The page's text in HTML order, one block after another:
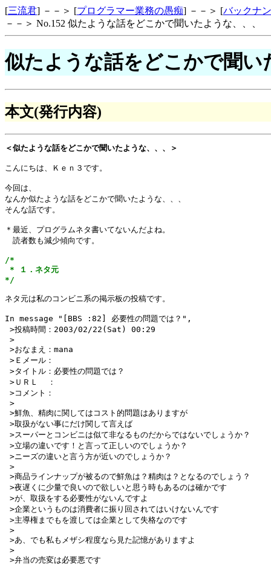
[三流君] －－＞ [プログラマー業務の愚痴] －－＞ [バックナ
－－＞ No.152 似たような話をどこかで聞いたような、、、
似たような話をどこかで聞い
本文(発行内容)
＜似たような話をどこかで聞いたような、、、＞
こんにちは、Ｋｅｎ３です。
今回は、
なんか似たような話をどこかで聞いたような、、、
そんな話です。
＊最近、プログラムネタ書いてないんだよね。
読者数も減少傾向です。
/*
* １．ネタ元
*/
ネタ元は私のコンビニ系の掲示板の投稿です。
In message "[BBS :82] 必要性の問題では？",
>投稿時間：2003/02/22(Sat) 00:29
>
>おなまえ：mana
>Ｅメール：
>タイトル：必要性の問題では？
>ＵＲＬ  ：
>コメント：
>
>鮮魚、精肉に関してはコスト的問題はありますが
>取扱がない事にだけ関して言えば
>スーパーとコンビニは似て非なるものだからではないでしょうか？
>立場の違いです！と言って正しいのでしょうか？
>ニーズの違いと言う方が近いのでしょうか？
>
>商品ラインナップが被るので鮮魚は？精肉は？となるのでしょう？
>夜遅くに少量で良いので欲しいと思う時もあるのは確かです
>が、取扱をする必要性がないんですよ
>企業というものは消費者に振り回されてはいけないんです
>主導権までもを渡しては企業として失格なのです
>
>あ、でも私もメザシ程度なら見た記憶がありますよ
>
>弁当の売変は必要悪です